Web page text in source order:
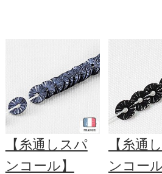
【糸通しスパ
ンコール】
【糸通
ンコー